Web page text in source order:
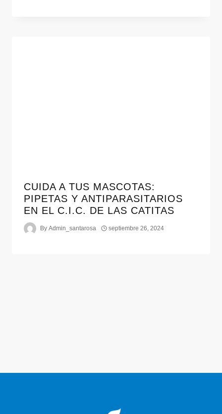
CUIDA A TUS MASCOTAS:
PIPETAS Y ANTIPARASITARIOS
EN EL C.I.C. DE LAS CATITAS
By Admin_santarosa septiembre 26, 2024